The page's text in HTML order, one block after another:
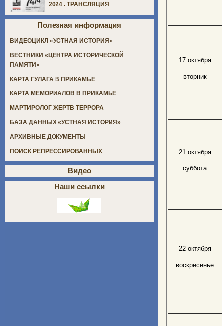
17 октября
вторник
21 октября
суббота
22 октября
воскресенье
2024 . ТРАНСЛЯЦИЯ
Полезная информация
ВИДЕОЦИКЛ «УСТНАЯ ИСТОРИЯ»
ВЕСТНИКИ «ЦЕНТРА ИСТОРИЧЕСКОЙ
ПАМЯТИ»
КАРТА ГУЛАГА В ПРИКАМЬЕ
КАРТА МЕМОРИАЛОВ В ПРИКАМЬЕ
МАРТИРОЛОГ ЖЕРТВ ТЕРРОРА
БАЗА ДАННЫХ «УСТНАЯ ИСТОРИЯ»
АРХИВНЫЕ ДОКУМЕНТЫ
ПОИСК РЕПРЕССИРОВАННЫХ
Видео
Наши ссылки